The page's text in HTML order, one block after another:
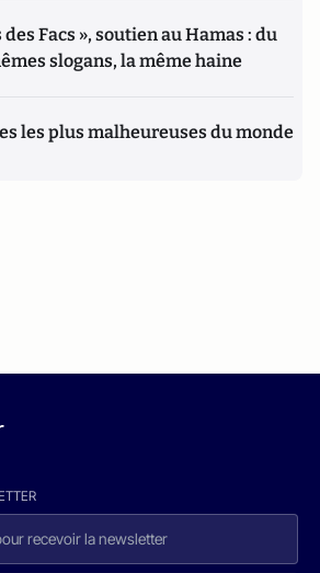
Facs », soutien au Hamas : du
slogans, la même haine
les plus malheureuses du monde